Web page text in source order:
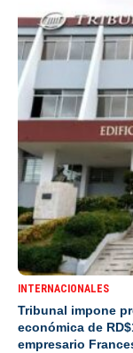
INTERNACIONALES
Tribunal impone
económica de
empresario